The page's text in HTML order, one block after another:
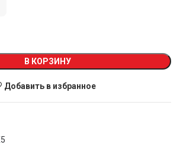
В КОРЗИНУ
Добавить в избранное